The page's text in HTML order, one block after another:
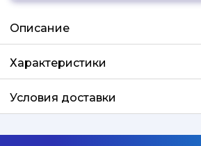
Описание
Характеристики
Условия доставки